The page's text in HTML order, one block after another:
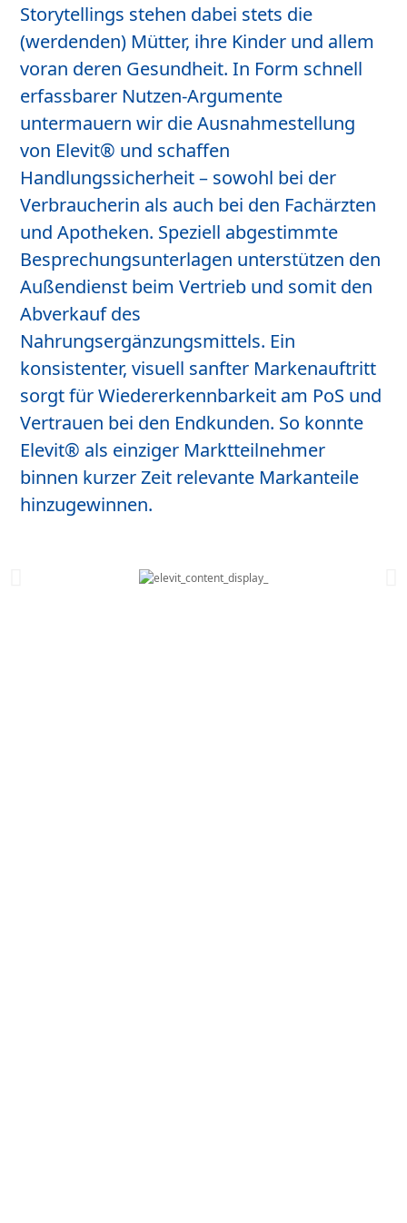
Storytellings stehen dabei stets die
(werdenden) Mütter, ihre Kinder und allem
voran deren Gesundheit. In Form schnell
erfassbarer Nutzen-Argumente
untermauern wir die Ausnahmestellung
von Elevit® und schaffen
Handlungssicherheit – sowohl bei der
Verbraucherin als auch bei den Fachärzten
und Apotheken. Speziell abgestimmte
Besprechungsunterlagen unterstützen den
Außendienst beim Vertrieb und somit den
Abverkauf des
Nahrungsergänzungsmittels. Ein
konsistenter, visuell sanfter Markenauftritt
sorgt für Wiedererkennbarkeit am PoS und
Vertrauen bei den Endkunden. So konnte
Elevit® als einziger Marktteilnehmer
binnen kurzer Zeit relevante Markanteile
hinzugewinnen.